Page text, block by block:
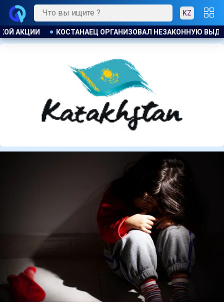
KZ
ВЫДАЧУ ЗАЙМОВ ПОД 120 % ГОДОВЫХ УЕФА